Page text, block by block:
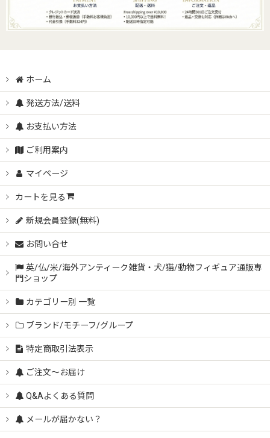
ホーム
発送方法/送料
お支払い方法
ご利用案内
マイページ
カートを見る
新規会員登録(無料)
お問い合せ
英/仏/米/海外アンティーク雑貨・犬/猫/動物フィギュア通販専
門ショップ
カテゴリー別 一覧
ブランド/モチーフ/グループ
特定商取引法表示
ご注文～お届け
Q&Aよくある質問
メールが届かない？